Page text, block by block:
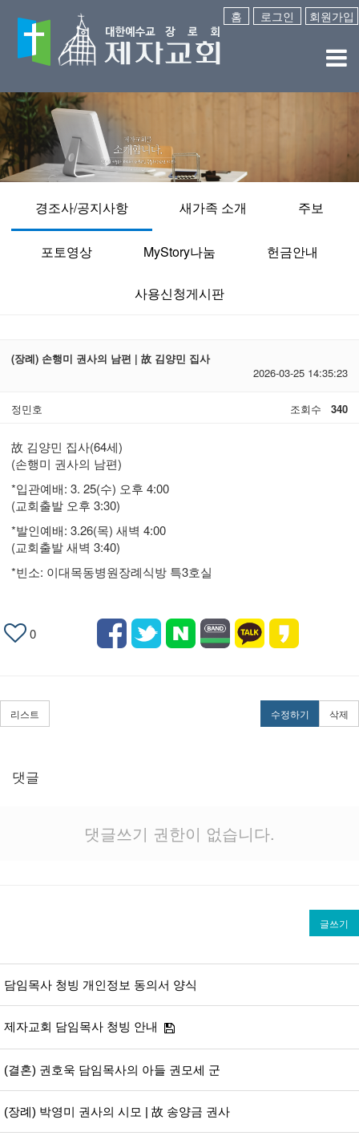
홈 로그인 회원가입
경조사/공지사항 새가족 소개 주보
포토영상 MyStory나눔 헌금안내
사용신청게시판
(장례) 손행미 권사의 남편 | 故 김양민 집사
2026-03-25 14:35:23
정민호 조회수 340
故 김양민 집사(64세)
(손행미 권사의 남편)
*입관예배: 3. 25(수) 오후 4:00
(교회출발 오후 3:30)
*발인예배: 3.26(목) 새벽 4:00
(교회출발 새벽 3:40)
*빈소: 이대목동병원장례식방 특3호실
0
리스트 수정하기 삭제
댓글
댓글쓰기 권한이 없습니다.
글쓰기
담임목사 청빙 개인정보 동의서 양식
제자교회 담임목사 청빙 안내
(결혼) 권호욱 담임목사의 아들 권모세 군
(장례) 박영미 권사의 시모 | 故 송양금 권사